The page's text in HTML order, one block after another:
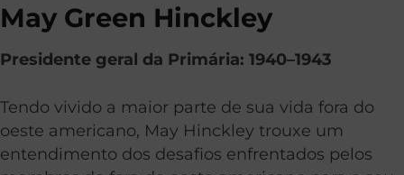
May Green Hinckley
Presidente geral da Primária: 1940–1943
Tendo vivido a maior parte de sua vida fora do
oeste americano, May Hinckley trouxe um
entendimento dos desafios enfrentados pelos